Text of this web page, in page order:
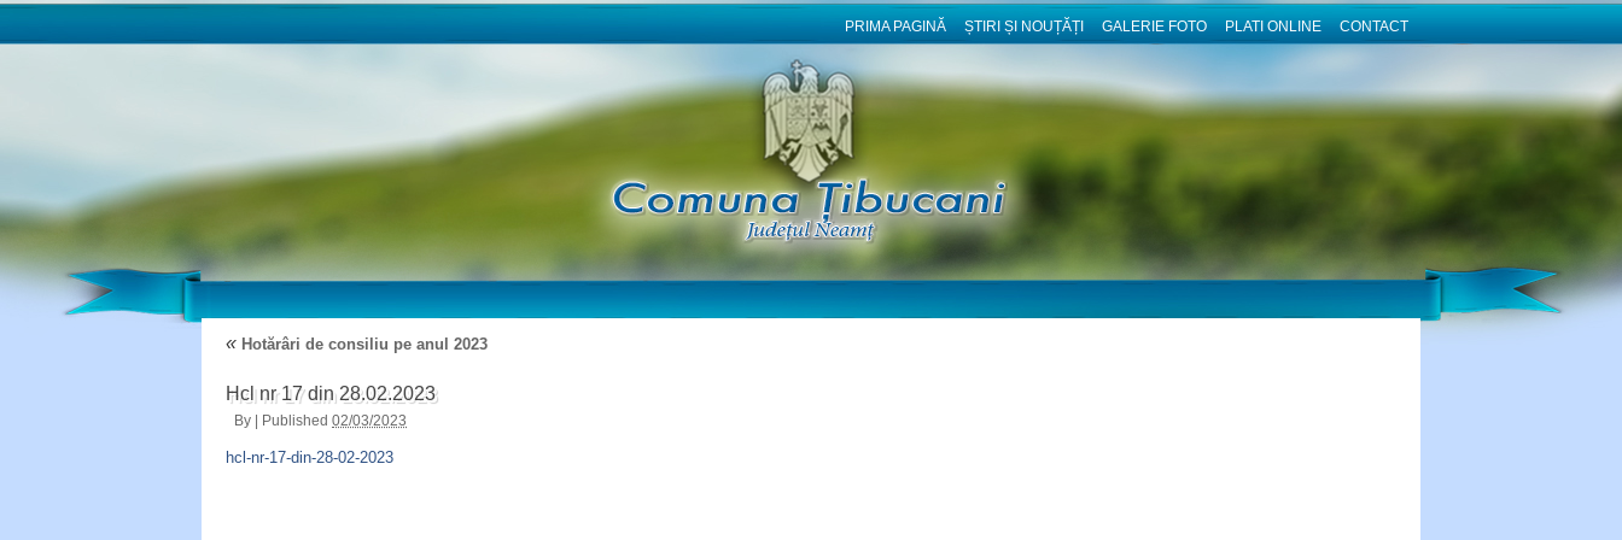
PRIMA PAGINĂ ȘTIRI ȘI NOUȚĂȚI GALERIE FOTO PLATI ONLINE CONTACT
« Hotărâri de consiliu pe anul 2023
Hcl nr 17 din 28.02.2023
By | Published 02/03/2023
hcl-nr-17-din-28-02-2023